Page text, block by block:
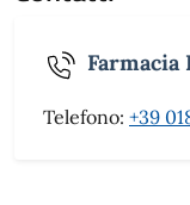
Telefono: +39